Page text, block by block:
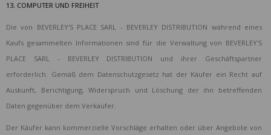
13. COMPUTER UND FREIHEIT
Die von BEVERLEY'S PLACE SARL - BEVERLEY DISTRIBUTION während eines
Kaufs gesammelten Informationen sind für die Verwaltung von BEVERLEY'S
PLACE SARL - BEVERLEY DISTRIBUTION und ihrer Geschäftspartner
erforderlich. Gemäß dem Datenschutzgesetz hat der Käufer ein Recht auf
Auskunft, Berichtigung, Widerspruch und Löschung der ihn betreffenden
Daten gegenüber dem Verkäufer.
Der Käufer kann kommerzielle Vorschläge erhalten oder über Angebote von